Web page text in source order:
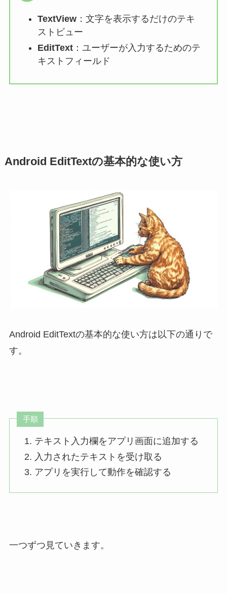
TextView：文字を表示するだけのテキ
ストビュー
EditText：ユーザーが入力するためのテ
キストフィールド
Android EditTextの基本的な使い方
Android EditTextの基本的な使い方は以下の通りで
す。
手順
テキスト入力欄をアプリ画面に追加する
入力されたテキストを受け取る
アプリを実行して動作を確認する
一つずつ見ていきます。